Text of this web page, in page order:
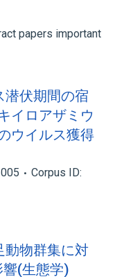
papers important
潜伏期間の宿
イロアザミウ
ウイルス獲得
Corpus ID:
動物群集に対
(生態学)